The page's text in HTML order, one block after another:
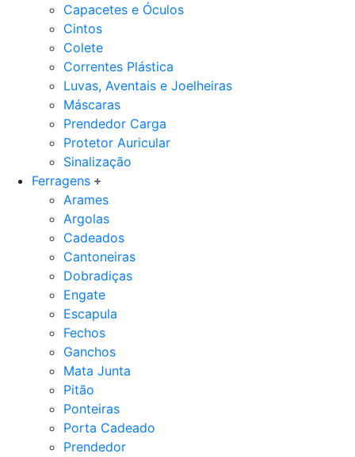
Capacetes e Óculos
Cintos
Colete
Correntes Plástica
Luvas, Aventais e Joelheiras
Máscaras
Prendedor Carga
Protetor Auricular
Sinalização
Ferragens
Arames
Argolas
Cadeados
Cantoneiras
Dobradiças
Engate
Escapula
Fechos
Ganchos
Mata Junta
Pitão
Ponteiras
Porta Cadeado
Prendedor